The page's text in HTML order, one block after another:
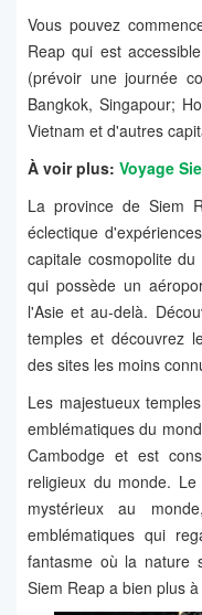
Vous pouvez
Reap qui est
(prévoir une journée
Bangkok, Singapour;
Vietnam et d'autres
À voir plus: Voyage
La province de Siem
éclectique
capitale cosmopolite
qui possède un
l'Asie et au-delà.
temples et découvrez
des sites les moins
Les majestueux
emblématiques du
Cambodge et est
religieux du monde.
mystérieux au
emblématiques qui
fantasme où la nature
Siem Reap a bien plus